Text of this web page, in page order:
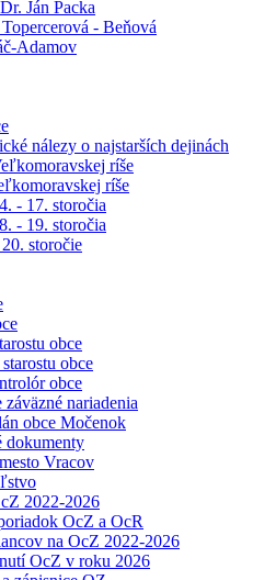
Ján Packa
- Beňová
Adamov
nálezy o najstarších dejinách
ríše
ríše
- 17. storočia
- 19. storočia
storočie
obce
obce
obce
záväzné nariadenia
obce Močenok
dokumenty
Vracov
2022-2026
OcZ a OcR
na OcZ 2022-2026
OcZ v roku 2026